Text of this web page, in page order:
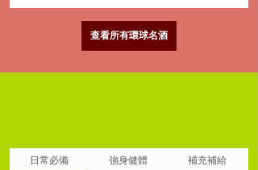
查看所有環球名酒
日常必備 強身健體 補充補給